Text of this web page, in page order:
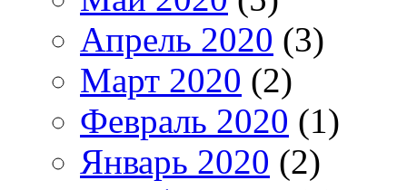
Апрель 2020 (3)
Март 2020 (2)
Февраль 2020 (1)
Январь 2020 (2)